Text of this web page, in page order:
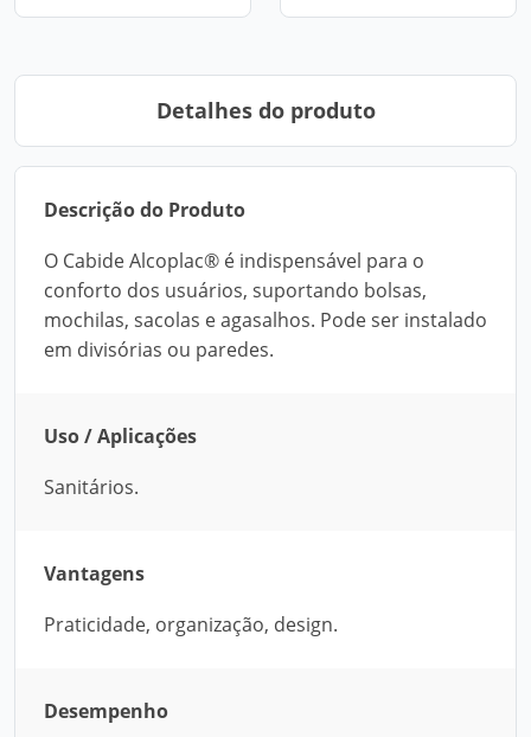
Detalhes do produto
Descrição do Produto
O Cabide Alcoplac® é indispensável para o
conforto dos usuários, suportando bolsas,
mochilas, sacolas e agasalhos. Pode ser instalado
em divisórias ou paredes.
Uso / Aplicações
Sanitários.
Vantagens
Praticidade, organização, design.
Desempenho